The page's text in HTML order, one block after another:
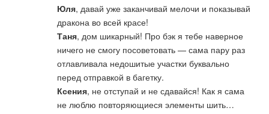
Юля, давай уже заканчивай мелочи и показывай
дракона во всей красе!
Таня, дом шикарный! Про бэк я тебе наверное
ничего не смогу посоветовать — сама пару раз
отлавливала недошитые участки буквально
перед отправкой в багетку.
Ксения, не отступай и не сдавайся! Как я сама
не люблю повторяющиеся элементы шить…